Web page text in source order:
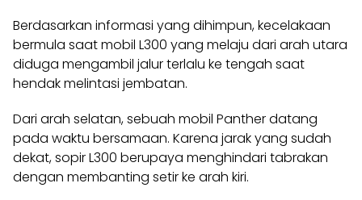
Berdasarkan informasi yang dihimpun, kecelakaan
bermula saat mobil L300 yang melaju dari arah utara
diduga mengambil jalur terlalu ke tengah saat
hendak melintasi jembatan.
Dari arah selatan, sebuah mobil Panther datang
pada waktu bersamaan. Karena jarak yang sudah
dekat, sopir L300 berupaya menghindari tabrakan
dengan membanting setir ke arah kiri.